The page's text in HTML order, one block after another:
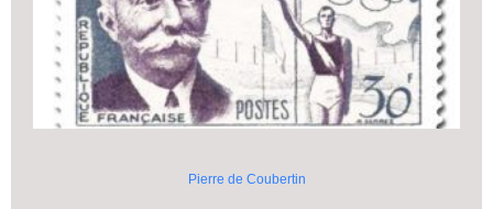
Pierre de Coubertin